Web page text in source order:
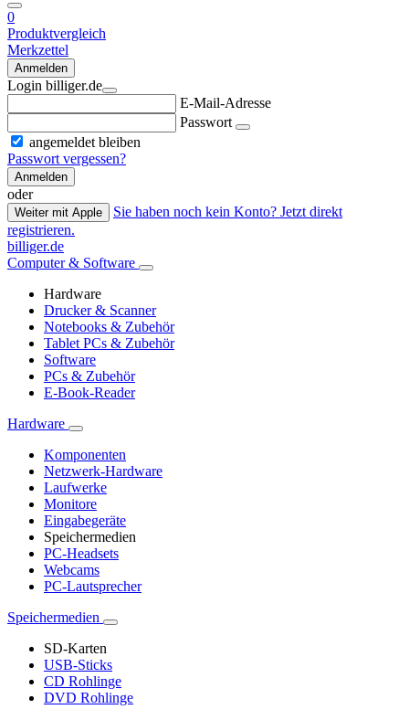
0
Produktvergleich
Merkzettel
Anmelden
Login billiger.de
E-Mail-Adresse
Passwort
angemeldet bleiben
Passwort vergessen?
Anmelden
oder
Weiter mit Apple
Sie haben noch kein Konto? Jetzt direkt
registrieren.
billiger.de
Computer & Software
Hardware
Drucker & Scanner
Notebooks & Zubehör
Tablet PCs & Zubehör
Software
PCs & Zubehör
E-Book-Reader
Hardware
Komponenten
Netzwerk-Hardware
Laufwerke
Monitore
Eingabegeräte
Speichermedien
PC-Headsets
Webcams
PC-Lautsprecher
Speichermedien
SD-Karten
USB-Sticks
CD Rohlinge
DVD Rohlinge